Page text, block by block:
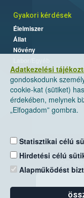
Adatkezelési
gondoskodunk
cookie-kat (sütiket)
érdekében, melynek
„Elfogadom” gombra.
Statisztikai célú
Hirdetési célú
Alapműködést
Gyakori kérdések
Élelmiszer
Állat
Növény